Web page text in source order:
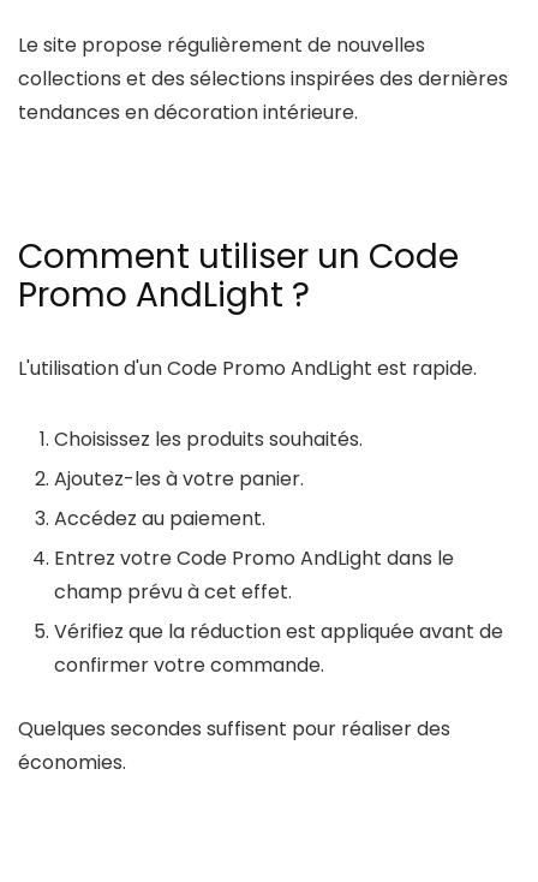
Le site propose régulièrement de nouvelles
collections et des sélections inspirées des dernières
tendances en décoration intérieure.
Comment utiliser un Code
Promo AndLight ?
L'utilisation d'unCode Promo AndLight est rapide.
Choisissez les produits souhaités.
Ajoutez-les à votre panier.
Accédez au paiement.
Entrez votreCode Promo AndLight dans le
champ prévu à cet effet.
Vérifiez que la réduction est appliquée avant de
confirmer votre commande.
Quelques secondes suffisent pour réaliser des
économies.